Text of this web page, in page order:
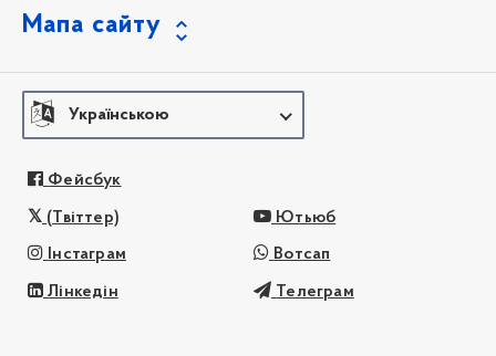
Мапа сайту
Українською
Фейсбук
(Твіттер) Ютьюб
Інстаграм Вотсап
Лінкедін Телеграм